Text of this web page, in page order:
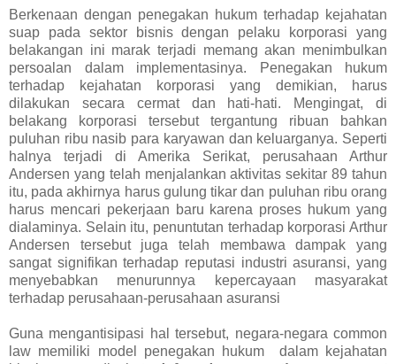
Berkenaan dengan penegakan hukum terhadap kejahatan
suap pada sektor bisnis dengan pelaku korporasi yang
belakangan ini marak terjadi memang akan menimbulkan
persoalan dalam implementasinya. Penegakan hukum
terhadap kejahatan korporasi yang demikian, harus
dilakukan secara cermat dan hati-hati. Mengingat, di
belakang korporasi tersebut tergantung ribuan bahkan
puluhan ribu nasib para karyawan dan keluarganya. Seperti
halnya terjadi di Amerika Serikat, perusahaan Arthur
Andersen yang telah menjalankan aktivitas sekitar 89 tahun
itu, pada akhirnya harus gulung tikar dan puluhan ribu orang
harus mencari pekerjaan baru karena proses hukum yang
dialaminya. Selain itu, penuntutan terhadap korporasi Arthur
Andersen tersebut juga telah membawa dampak yang
sangat signifikan terhadap reputasi industri asuransi, yang
menyebabkan menurunnya kepercayaan masyarakat
terhadap perusahaan-perusahaan asuransi
Guna mengantisipasi hal tersebut, negara-negara common
law memiliki model penegakan hukum dalam kejahatan